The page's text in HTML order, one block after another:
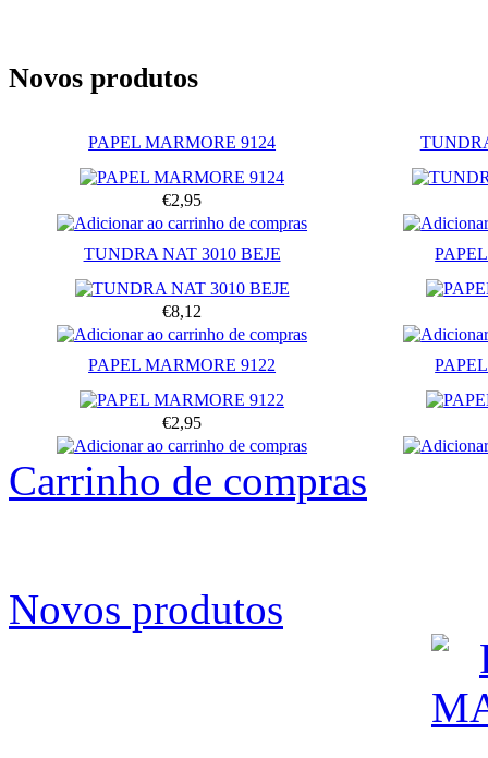
Novos produtos
PAPEL MARMORE 9124
€2,95
TUNDRA NAT 3010 BEJE
€8,12
PAPEL MARMORE 9122
€2,95
Carrinho de compras
Novos produtos